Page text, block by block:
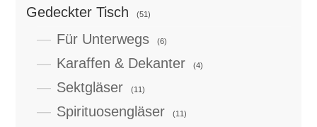
Gedeckter Tisch (51)
Für Unterwegs (6)
Karaffen & Dekanter (4)
Sektgläser (11)
Spirituosengläser (11)